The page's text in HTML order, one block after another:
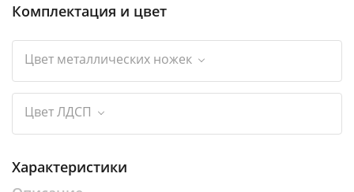
Комплектация и цвет
Цвет металлических ножек
Цвет ЛДСП
Характеристики